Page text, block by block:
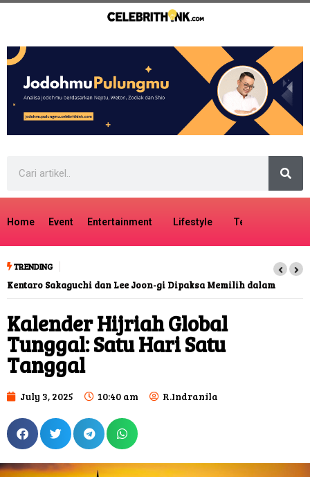
Home Event Entertainment Lifestyle Tech
TRENDING
Kentaro Sakaguchi dan Lee Joon-gi Dipaksa Memilih dalam
Kalender Hijriah Global
Tunggal: Satu Hari Satu
Tanggal
July 3, 2025 10:40 am R.Indranila